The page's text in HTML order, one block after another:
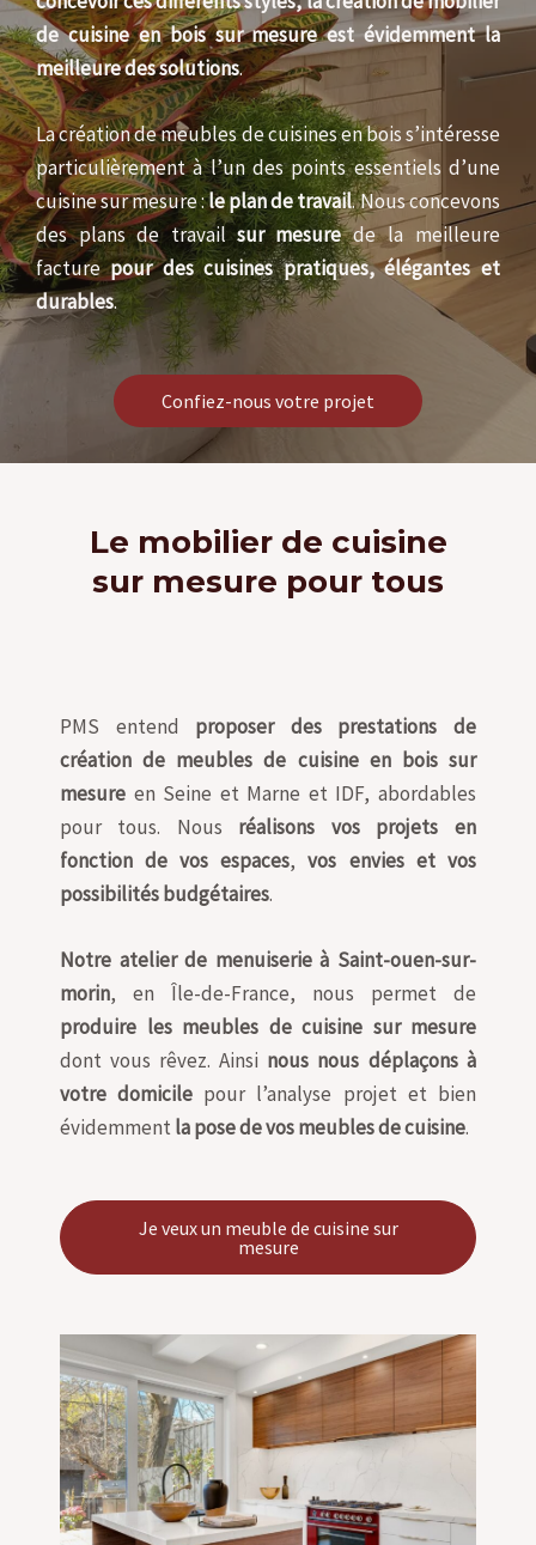
de cuisine en bois sur mesure est évidemment la
meilleure des solutions.
La création de meubles de cuisines en bois s’intéresse
particulièrement à l’un des points essentiels d’une
cuisine sur mesure :le plan de travail. Nous concevons
des plans de travailsur mesurede la meilleure
facturepour des cuisines pratiques, élégantes et
durables.
Confiez-nous votre projet
Le mobilier de cuisine
sur mesure pour tous
PMS entend proposer des prestations de
création de meubles de cuisine en bois sur
mesure en Seine et Marne et IDF, abordables
pour tous. Nous réalisons vos projets en
fonction de vos espaces, vos envies et vos
possibilités budgétaires.
Notre atelier de menuiserie à Saint-ouen-sur-
morin, en Île-de-France, nous permet de
produire les meubles de cuisine sur mesure
dont vous rêvez. Ainsi nous nous déplaçons à
votre domicile pour l’analyse projet et bien
évidemment la pose de vos meubles de cuisine.
Je veux un meuble de cuisine sur
mesure